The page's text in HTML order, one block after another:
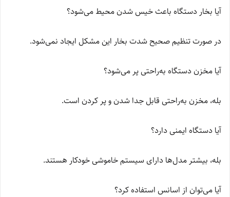
آیا بخار دستگاه باعث خیس شدن محیط می‌شود؟
در صورت تنظیم صحیح شدت بخار این مشکل ایجاد نمی‌شود.
آیا مخزن دستگاه به‌راحتی پر می‌شود؟
بله، مخزن به‌راحتی قابل جدا شدن و پر کردن است.
آیا دستگاه ایمنی دارد؟
بله، بیشتر مدل‌ها دارای سیستم خاموشی خودکار هستند.
آیا می‌توان از اسانس استفاده کرد؟